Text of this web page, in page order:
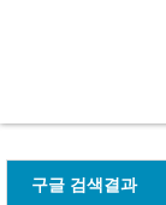
구글 검색결과